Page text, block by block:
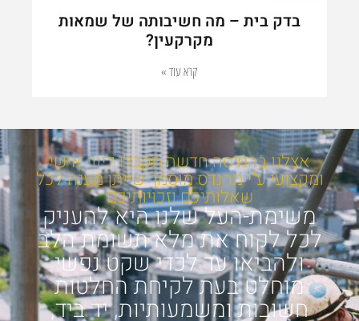
בדק בית – מה חשיבותה של שמאות
מקרקעין?
קרא עוד »
אצלנו בהנדסה חדשה תקבלו ליווי אישי
ומקצועי ע"י מהנדס מוסמך שייתן מענה לכל
שאלותיכם וזכויותיכם
משימת-העל שלנו היא להעניק
לכל לקוח את מלא תשומת הלב
ולהביאו עד לכדי שקט נפשי
מוחלט בעת לקיחת החלטות
חשובות ומשמעותיות, יד ביד,